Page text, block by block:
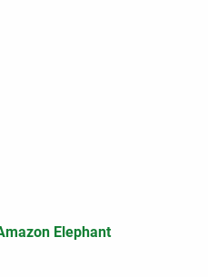
Elephant